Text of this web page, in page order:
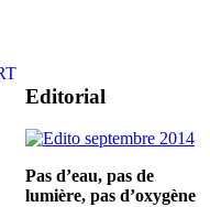
Editorial
Pas d’eau, pas de
lumière, pas d’oxygène